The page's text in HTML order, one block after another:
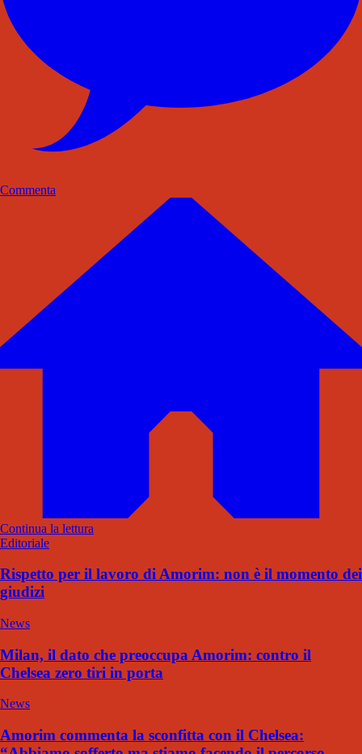
Commenta
Continua la lettura
Editoriale
Rispetto per il lavoro di Amorim: non è il momento dei
giudizi
News
Milan, il dato che preoccupa Amorim: contro il
Chelsea zero tiri in porta
News
Amorim commenta la sconfitta con il Chelsea: